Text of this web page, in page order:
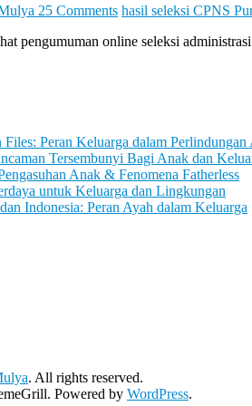
25 Comments hasil seleksi CPNS
pengumuman online seleksi
Files: Peran Keluarga dalam Perlindungan
Tersembunyi Bagi Anak dan
Anak & Fenomena Fatherless
untuk Keluarga dan Lingkungan
Indonesia: Peran Ayah dalam Keluarga
. All rights reserved.
Powered by WordPress.